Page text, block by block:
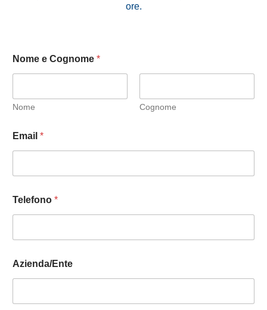
ore.
Nome e Cognome *
Nome Cognome
Email *
r
i
y
T
i
o
Telefono *
Azienda/Ente